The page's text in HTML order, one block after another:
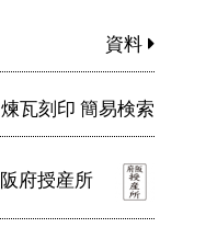
資料
煉瓦刻印 簡易検索
阪府授産所